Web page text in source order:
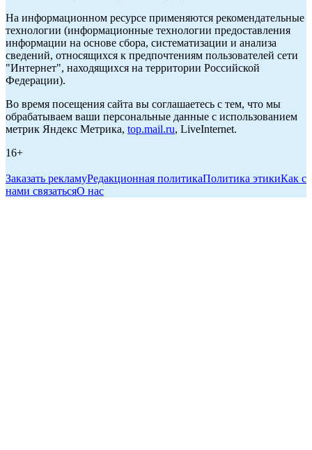
На информационном ресурсе применяются рекомендательные
технологии (информационные технологии предоставления
информации на основе сбора, систематизации и анализа
сведений, относящихся к предпочтениям пользователей сети
"Интернет", находящихся на территории Российской
Федерации).
Во время посещения сайта вы соглашаетесь с тем, что мы
обрабатываем ваши персональные данные с использованием
метрик Яндекс Метрика, top.mail.ru, LiveInternet.
16+
Заказать рекламуРедакционная политикаПолитика этикиКак с
нами связатьсяО нас